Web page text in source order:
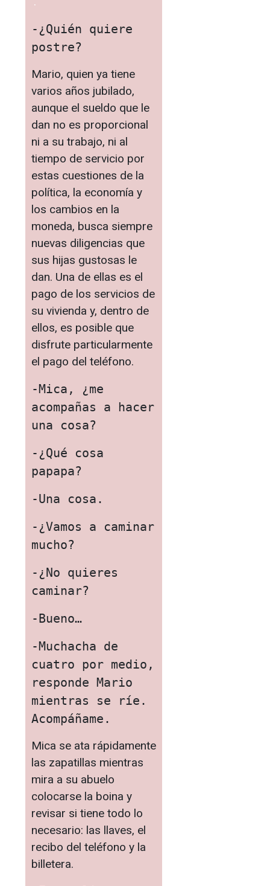
-¿Quién quiere
postre?
Mario, quien ya tiene
varios años jubilado,
aunque el sueldo que le
dan no es proporcional
ni a su trabajo, ni al
tiempo de servicio por
estas cuestiones de la
política, la economía y
los cambios en la
moneda, busca siempre
nuevas diligencias que
sus hijas gustosas le
dan. Una de ellas es el
pago de los servicios de
su vivienda y, dentro de
ellos, es posible que
disfrute particularmente
el pago del teléfono.
-Mica, ¿me
acompañas a hacer
una cosa?
-¿Qué cosa
papapa?
-Una cosa.
-¿Vamos a caminar
mucho?
-¿No quieres
caminar?
-Bueno…
-Muchacha de
cuatro por medio,
responde Mario
mientras se ríe.
Acompáñame.
Mica se ata rápidamente
las zapatillas mientras
mira a su abuelo
colocarse la boina y
revisar si tiene todo lo
necesario: las llaves, el
recibo del teléfono y la
billetera.